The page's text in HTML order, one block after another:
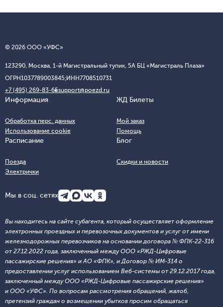
© 2026 ООО «УФС»
123290, Москва, 1-й Магистральный тупик, 5А БЦ «Магистраль Плаза»
ОГРН1037789003845;ИНН7708510731
+7 (495) 269-83-65support@poezd.ru
Информация
Обработка перс. данных
Использование cookie
ЖД Билеты
Мой заказ
Помощь
Расписание
Поезда
Электрички
Блог
Скидки и новости
Мы в соц. сетях
Вы находитесь на сайте субагента, который осуществляет оформление
электронных проездных и перевозочных документов и услуг от имени
железнодорожных перевозчиков на основании договора № ФПК-22-316
от 27.12.2022 года, заключенный между ООО «РЖД-Цифровые
пассажирские решения» и АО «ФПК», и Договор № ИМ-314 о
предоставлении услуг использованием Веб-системы от 29.12.2017 года,
заключенный между ООО «РЖД-Цифровые пассажирские решения»
и ООО «УФС». По вопросам рассмотрения обращений, жалоб,
претензий граждан о возмещении убытков просим обращаться